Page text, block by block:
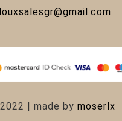
| made by moserlx